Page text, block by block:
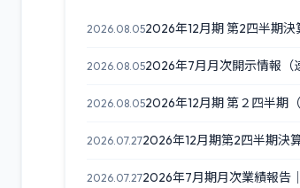
2026.08.052026年12月期 第2四半期決
2026.08.052026年7月月次開示情報（
2026.08.052026年12月期 第２四半期
2026.07.272026年12月期第2四半期決
2026.07.272026年7月期月次業績報告